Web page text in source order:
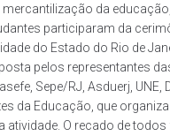
da
participaram da
do Estado do Rio de
pelos representantes
Sepe/RJ, Asduerj, UNE,
da Educação, que organiza
atividade. O recado de